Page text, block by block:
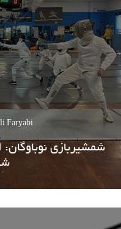
Faryabi
شمشیربازی نوباوگان: